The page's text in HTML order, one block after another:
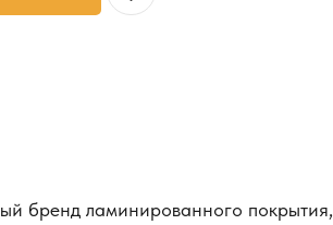
бренд ламинированного покрытия,